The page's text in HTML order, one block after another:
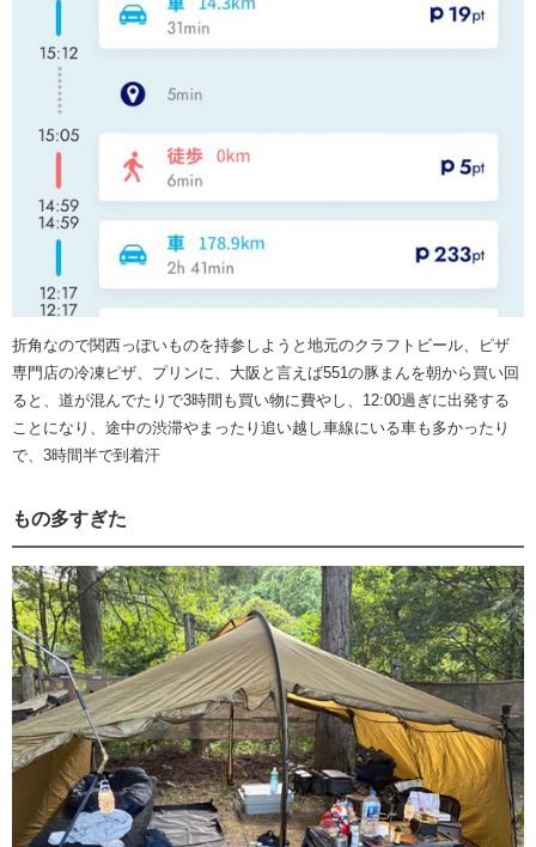
折角なので関西っぽいものを持参しようと地元のクラフトビール、ピザ
専門店の冷凍ピザ、プリンに、大阪と言えば551の豚まんを朝から買い回
ると、道が混んでたりで3時間も買い物に費やし、12:00過ぎに出発する
ことになり、途中の渋滞やまったり追い越し車線にいる車も多かったり
で、3時間半で到着汗
もの多すぎた